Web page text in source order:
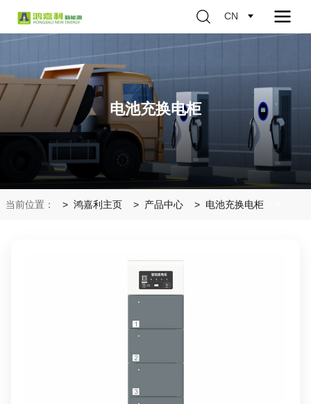
CN
电池充换电柜
当前位置： 鸿嘉利主页 产品中心 电池充换电柜